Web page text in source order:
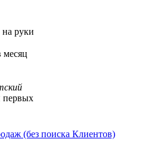
на руки
месяц
первых
(без поиска Клиентов)